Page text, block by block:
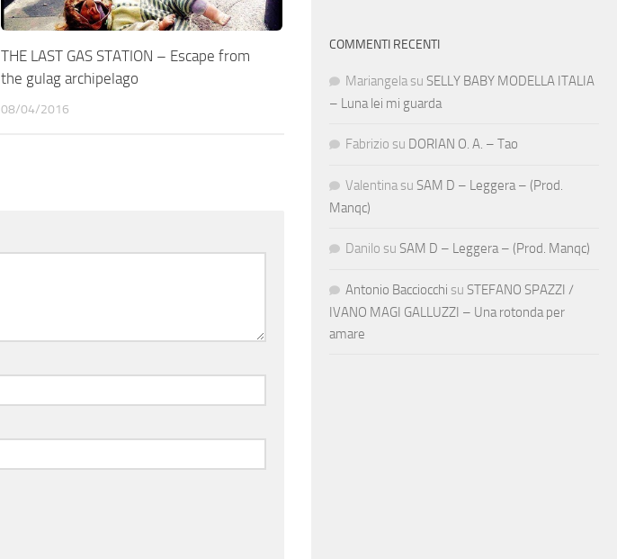
THE LAST GAS STATION – Escape from
the gulag archipelago
08/04/2016
COMMENTI RECENTI
Mariangela su SELLY BABY MODELLA ITALIA
– Luna lei mi guarda
Fabrizio su DORIAN O. A. – Tao
Valentina su SAM D – Leggera – (Prod.
Manqc)
Danilo su SAM D – Leggera – (Prod. Manqc)
Antonio Bacciocchi su STEFANO SPAZZI /
IVANO MAGI GALLUZZI – Una rotonda per
amare